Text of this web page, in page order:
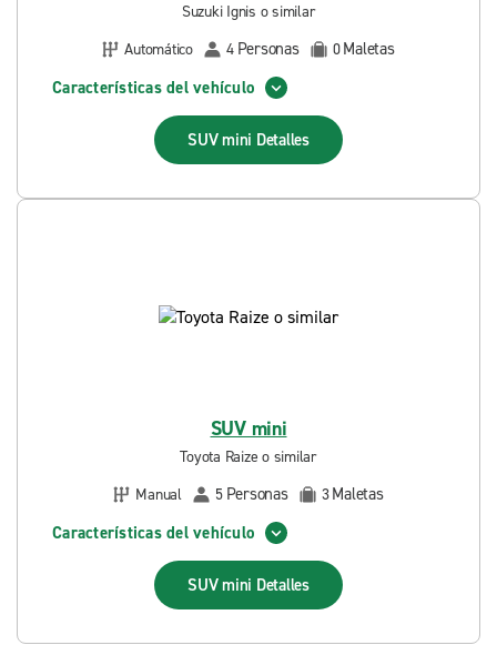
Suzuki Ignis o similar
Automático
4 Personas 0Maletas
Características del vehículo
SUV mini Detalles
SUV mini
Toyota Raize o similar
Manual
5 Personas 3Maletas
Características del vehículo
SUV mini Detalles